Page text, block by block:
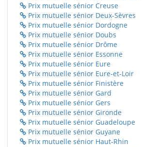
Prix mutuelle sénior Creuse
Prix mutuelle sénior Deux-Sèvres
Prix mutuelle sénior Dordogne
Prix mutuelle sénior Doubs
Prix mutuelle sénior Drôme
Prix mutuelle sénior Essonne
Prix mutuelle sénior Eure
Prix mutuelle sénior Eure-et-Loir
Prix mutuelle sénior Finistère
Prix mutuelle sénior Gard
Prix mutuelle sénior Gers
Prix mutuelle sénior Gironde
Prix mutuelle sénior Guadeloupe
Prix mutuelle sénior Guyane
Prix mutuelle sénior Haut-Rhin